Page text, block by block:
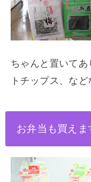
ちゃんと置いて
トチップス、など
お弁当も買えま